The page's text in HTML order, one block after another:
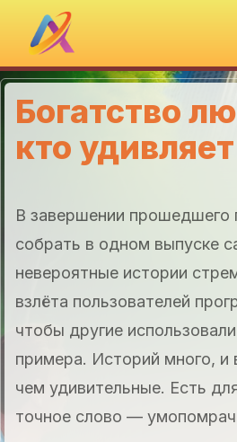
Богатство
кто удивляет
В завершении прошедшего
собрать в одном выпуске
невероятные истории
взлёта пользователей
чтобы другие
примера. Историй много, и
чем удивительные. Есть
точное слово —